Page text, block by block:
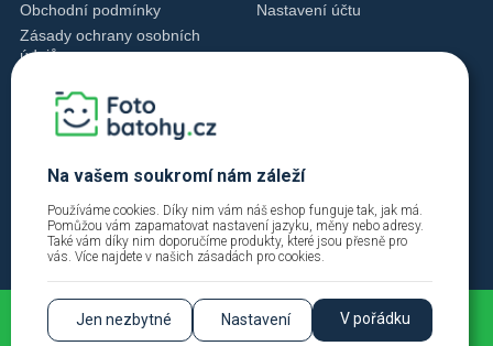
Obchodní podmínky
Zásady ochrany osobních
údajů
Zásady cookies
Nastavení účtu
Kontakty
+420 720 762 432
Po - Pá 9:00 - 18:00
2026 © Fotobatohy.cz | FIINYX VISION s.r.o. |
Na vašem soukromí nám záleží
Používáme cookies. Díky nim vám náš eshop funguje tak, jak má.
Pomůžou vám zapamatovat nastavení jazyku, měny nebo adresy.
Také vám díky nim doporučíme produkty, které jsou přesně pro
vás. Více najdete v našich zásadách pro cookies.
Jen nezbytné Nastavení V pořádku